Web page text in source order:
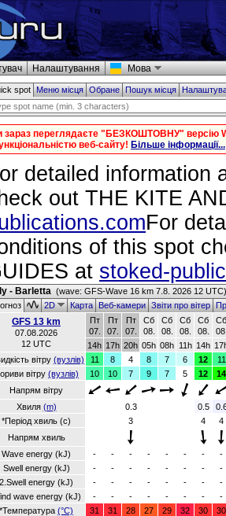
Налаштування Мова
spot Меню місцяОбранеПошук місця
зараз переглядаєте "БЕЗКОШТОВНУ" версію
веб-сайту! Більше інформації...
detailed information
out THE KITE
For
of this spot
at stoked-
- Barletta (wave: GFS-Wave 16 km 7.8. 2026 12 UTC)
2D КартаВеб-камериЗвіти про вітер
GFS 13 km
07.08.2026
12 UTC
Пт
07.
Пт
07.
Пт
07.
Сб
08.
Сб
08.
Сб
08.
Сб
08.
Сб
14h 17h 20h 05h 08h 11h 14h
вітру (вузлів) 11 8 4 8 7 6 12
11
вітру (вузлів) 10 10 7 9 7 5 12
14
Напрям вітру
Хвиля (m) 0.3 0.5
*Період хвиль (с)
3 4
4
Напрям хвиль
Wave energy (kJ)
- - - - - - -
-
Swell energy (kJ)
- - - - - - -
-
2.Swell energy (kJ)
- - - - - - -
-
wave energy (kJ)
- - - - - - -
-
*Температура (°C) 31 31 28 27 29 32 30 30